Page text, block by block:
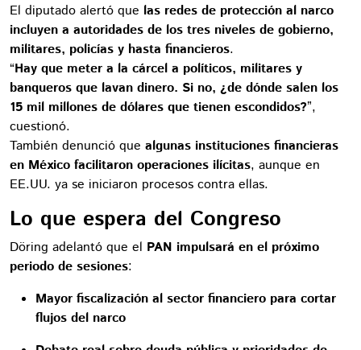
El diputado alertó que las redes de protección al narco
incluyen a autoridades de los tres niveles de gobierno,
militares, policías y hasta financieros.
“Hay que meter a la cárcel a políticos, militares y
banqueros que lavan dinero. Si no, ¿de dónde salen los
15 mil millones de dólares que tienen escondidos?”,
cuestionó.
También denunció que algunas instituciones financieras
en México facilitaron operaciones ilícitas, aunque en
EE.UU. ya se iniciaron procesos contra ellas.
Lo que espera del Congreso
Döring adelantó que el PAN impulsará en el próximo
periodo de sesiones:
Mayor fiscalización al sector financiero para cortar
flujos del narco